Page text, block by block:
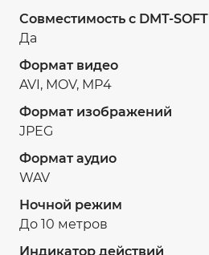
Совместимость с DMT-SOFT
Да
Формат видео
AVI, MOV, MP4
Формат изображений
JPEG
Формат аудио
WAV
Ночной режим
До 10 метров
Индикатор действий